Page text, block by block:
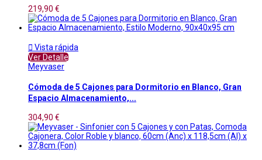
219,90 €
 Vista rápida
Ver Detalle
Meyvaser
Cómoda de 5 Cajones para Dormitorio en Blanco, Gran
Espacio Almacenamiento,...
304,90 €